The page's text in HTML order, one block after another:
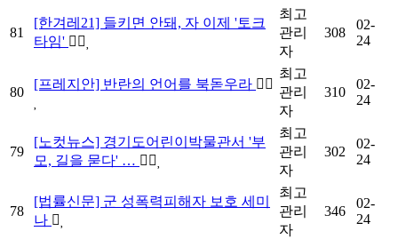
81
[한겨레21] 들키면 안돼, 자 이제 '토크
타임'
최고
관리
자
308
02-
24
80
[프레지안] 반란의 언어를 북돋우라
최고
관리
자
310
02-
24
79
[노컷뉴스] 경기도어린이박물관서 '부
모, 길을 묻다' …
최고
관리
자
302
02-
24
78
[법률신문] 군 성폭력피해자 보호 세미
나
최고
관리
자
346
02-
24